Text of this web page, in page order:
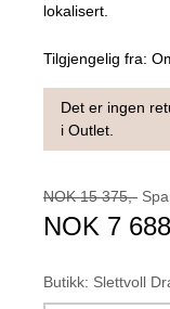
lokalisert.
Tilgjengelig fra:
Det er ingen
i Outlet.
NOK 15 375,-
NOK 7 688
Butikk: Slettvoll